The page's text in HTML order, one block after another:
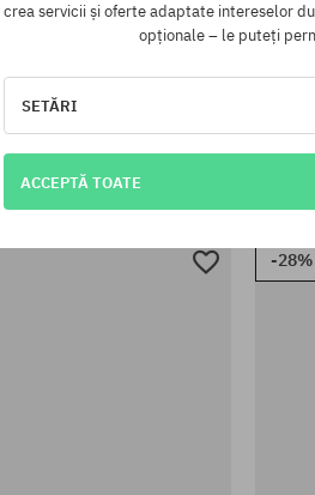
Teva Olowahu Wmn
LEI130,90 LEI
-28%
crea servicii și oferte adaptate intereselor
opționale – le puteți
SETĂRI
ACCEPTĂ TOATE